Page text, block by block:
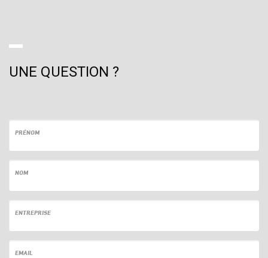
UNE QUESTION ?
PRÉNOM
NOM
ENTREPRISE
EMAIL